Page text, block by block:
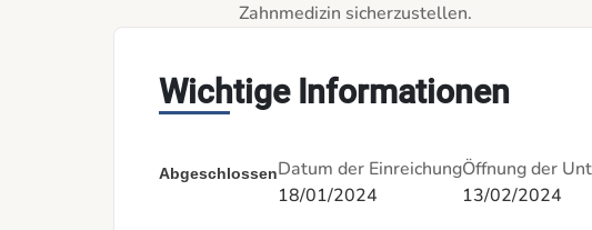
Zahnmedizin sicherzustellen.
Wichtige Informationen
AbgeschlossenDatum der Einreichung
18/01/2024
Öffnung der
13/02/2024